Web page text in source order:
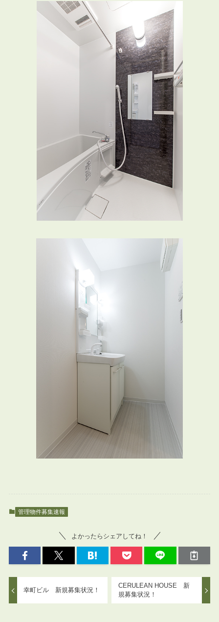
管理物件募集速報
よかったらシェアしてね！
幸町ビル 新規募集状況！
CERULEAN HOUSE 新
規募集状況！